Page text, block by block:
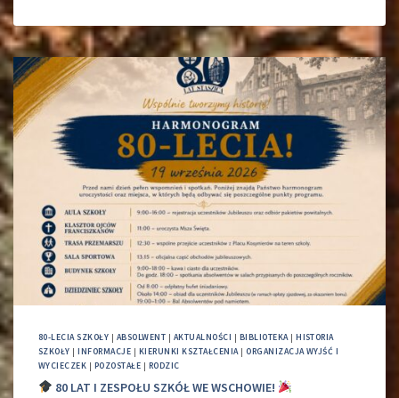
80-LECIA SZKOŁY | ABSOLWENT | AKTUALNOŚCI | BIBLIOTEKA|HISTORIA
SZKOŁY |INFORMACJE | KIERUNKI KSZTAŁCENIA|ORGANIZACJA WYJŚĆ I
WYCIECZEK | POZOSTAŁE | RODZIC
80 LAT I ZESPOŁU SZKÓŁ WE WSCHOWIE!